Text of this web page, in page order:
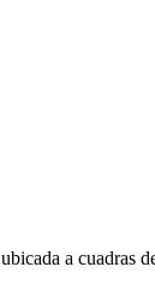
a cuadras